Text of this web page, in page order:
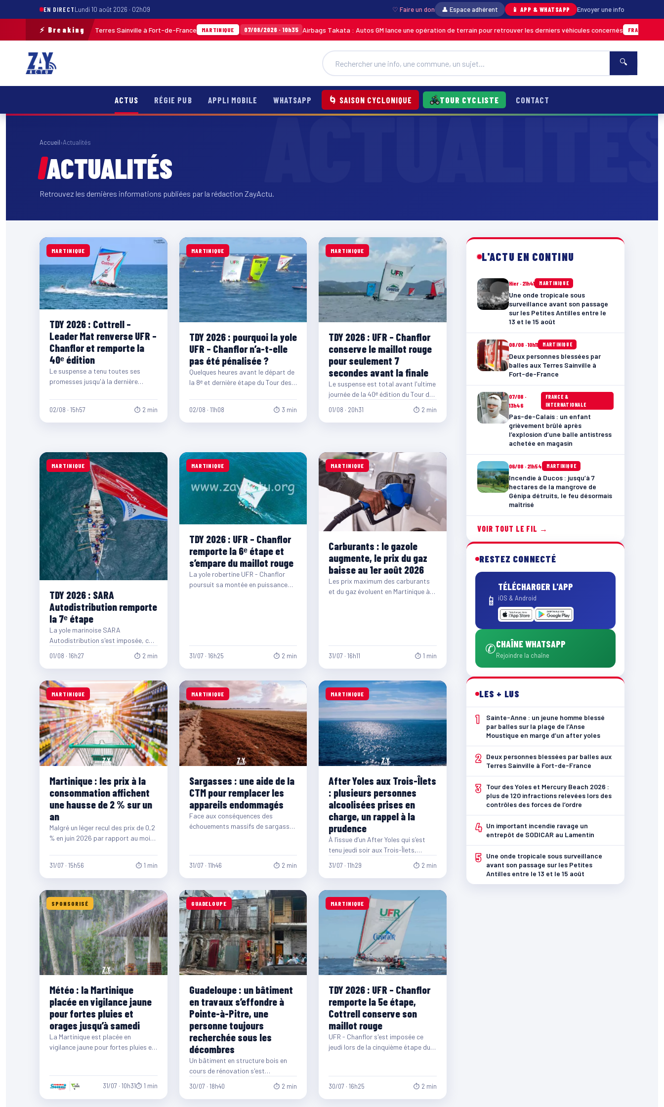
EN DIRECTLundi 10 août 2026 · 02h09 ♡ Faire un don 👤 Espace adhérent 📱 APP & WHATSAPP Envoyer une info
⚡ Breaking
par balles aux Terres Sainville à Fort-de-France MARTINIQUE 07/08/2026 · 10h35 Airbags Takata : Autos GM lance une opération de terrain pour retrouver les derniers véhicules concernés FRANCE &
🔍
ACTUS RÉGIE PUB APPLI MOBILE WHATSAPP 🌀 SAISON CYCLONIQUE TOUR CYCLISTE CONTACT
Accueil›Actualités
ACTUALITÉS
Retrouvez les dernières informations publiées par la rédaction ZayActu.
MARTINIQUE
TDY 2026 : Cottrell –
Leader Mat renverse UFR –
Chanflor et remporte la
40ᵉ édition
Le suspense a tenu toutes ses
promesses jusqu'à la dernière
spectaculaire entre…
02/08 · 15h57 ⏱ 2 min
MARTINIQUE
TDY 2026 : pourquoi la yole
UFR – Chanflor n’a-t-elle
pas été pénalisée ?
Quelques heures avant le départ de
la 8ᵉ et dernière étape du Tour des
02/08 · 11h08 ⏱ 3 min
MARTINIQUE
TDY 2026 : UFR – Chanflor
conserve le maillot rouge
pour seulement 7
secondes avant la finale
Le suspense est total avant l'ultime
journée de la 40ᵉ édition du Tour des
Yoles Rondes de Martinique.…
01/08 · 20h31 ⏱ 2 min
MARTINIQUE
TDY 2026 : SARA
Autodistribution remporte
la 7ᵉ étape
La yole marinoise SARA
Autodistribution s'est imposée, ce
samedi 1ᵉʳ août, lors de la 7ᵉ étape
de la…
01/08 · 16h27 ⏱ 2 min
MARTINIQUE
TDY 2026 : UFR – Chanflor
remporte la 6ᵉ étape et
s’empare du maillot rouge
La yole robertine UFR - Chanflor
poursuit sa montée en puissance
31/07 · 16h25 ⏱ 2 min
MARTINIQUE
Carburants : le gazole
augmente, le prix du gaz
baisse au 1er août 2026
Les prix maximum des carburants
et du gaz évoluent en Martinique à
31/07 · 16h11 ⏱ 1 min
MARTINIQUE
Martinique : les prix à la
consommation affichent
une hausse de 2 % sur un
an
Malgré un léger recul des prix de 0,2
% en juin 2026 par rapport au mois
31/07 · 15h56 ⏱ 1 min
MARTINIQUE
Sargasses : une aide de la
CTM pour remplacer les
appareils endommagés
Face aux conséquences des
échouements massifs de sargasses
Martinique (CTM)…
31/07 · 11h46 ⏱ 2 min
MARTINIQUE
After Yoles aux Trois-Îlets
: plusieurs personnes
alcoolisées prises en
charge, un rappel à la
prudence
À l’issue d’un After Yoles qui s’est
tenu jeudi soir aux Trois-Îlets,
plusieurs personnes alcoolisées ont
été prises…
31/07 · 11h29 ⏱ 2 min
SPONSORISÉ
Météo : la Martinique
placée en vigilance jaune
pour fortes pluies et
orages jusqu’à samedi
La Martinique est placée en
vigilance jaune pour fortes pluies et
31/07 · 10h31⏱ 1 min
GUADELOUPE
Guadeloupe : un bâtiment
en travaux s’effondre à
Pointe-à-Pitre, une
personne toujours
recherchée sous les
décombres
Un bâtiment en structure bois en
cours de rénovation s'est
partiellement effondré ce jeudi 30
juillet, en début…
30/07 · 18h40 ⏱ 2 min
MARTINIQUE
TDY 2026 : UFR – Chanflor
remporte la 5e étape,
Cottrell conserve son
maillot rouge
UFR - Chanflor s'est imposée ce
jeudi lors de la cinquième étape du
30/07 · 16h25 ⏱ 2 min
L'ACTU EN CONTINU
Hier · 21h41 MARTINIQUE
Une onde tropicale sous
surveillance avant son passage
sur les Petites Antilles entre le
13 et le 15 août
08/08 · 10h11 MARTINIQUE
Deux personnes blessées par
balles aux Terres Sainville à
Fort-de-France
07/08 ·
13h46
FRANCE &
INTERNATIONALE
Pas-de-Calais : un enfant
grièvement brûlé après
l’explosion d’une balle antistress
achetée en magasin
06/08 · 21h54 MARTINIQUE
Incendie à Ducos : jusqu’à 7
hectares de la mangrove de
Génipa détruits, le feu désormais
maîtrisé
VOIR TOUT LE FIL →
RESTEZ CONNECTÉ
📱
TÉLÉCHARGER L'APP
iOS & Android
✆CHAÎNE WHATSAPP
Rejoindre la chaîne
LES + LUS
1
Sainte-Anne : un jeune homme blessé
par balles sur la plage de l’Anse
Moustique en marge d’un after yoles
2
Deux personnes blessées par balles aux
Terres Sainville à Fort-de-France
3
Tour des Yoles et Mercury Beach 2026 :
plus de 120 infractions relevées lors des
contrôles des forces de l’ordre
4 Un important incendie ravage un
entrepôt de SODICAR au Lamentin
5
Une onde tropicale sous surveillance
avant son passage sur les Petites
Antilles entre le 13 et le 15 août